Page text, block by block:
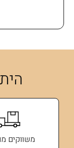
משווקים